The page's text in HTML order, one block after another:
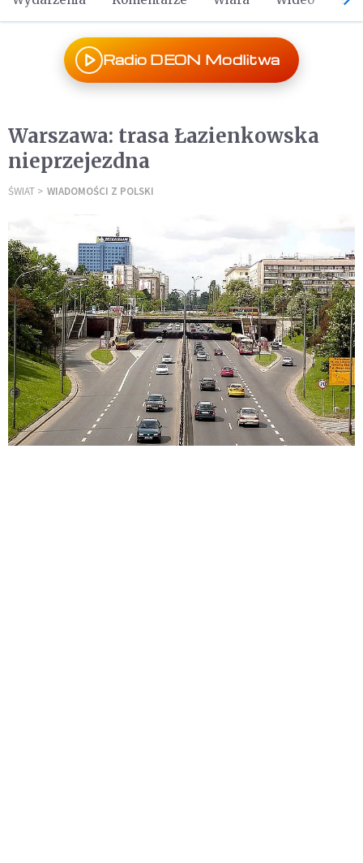
Radio DEON Modlitwa
Warszawa: trasa Łazienkowska
nieprzejezdna
ŚWIAT WIADOMOŚCI Z POLSKI